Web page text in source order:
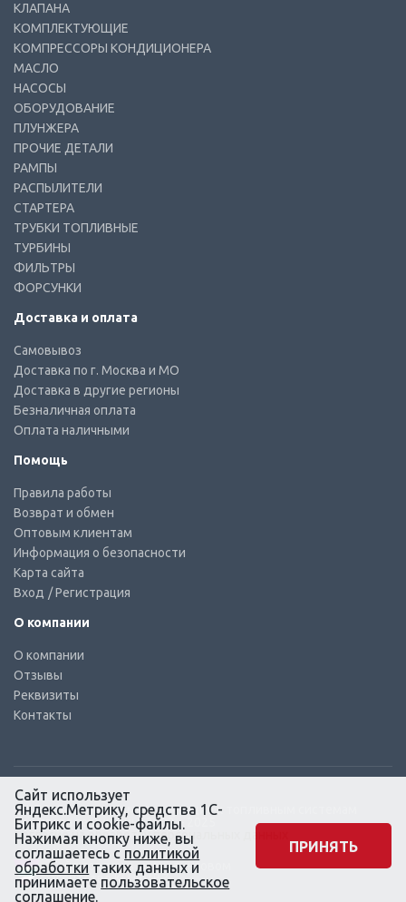
КЛАПАНА
КОМПЛЕКТУЮЩИЕ
КОМПРЕССОРЫ КОНДИЦИОНЕРА
МАСЛО
НАСОСЫ
ОБОРУДОВАНИЕ
ПЛУНЖЕРА
ПРОЧИЕ ДЕТАЛИ
РАМПЫ
РАСПЫЛИТЕЛИ
СТАРТЕРА
ТРУБКИ ТОПЛИВНЫЕ
ТУРБИНЫ
ФИЛЬТРЫ
ФОРСУНКИ
Доставка и оплата
Самовывоз
Доставка по г. Москва и МО
Доставка в другие регионы
Безналичная оплата
Оплата наличными
Помощь
Правила работы
Возврат и обмен
Оптовым клиентам
Информация о безопасности
Карта сайта
Вход / Регистрация
О компании
О компании
Отзывы
Реквизиты
Контакты
© КТС-Дизель – Комплектующие к топливным системам
Все права защищены, 2003 – 2025
Согласие на обработку персональных данных
Сайт создан в маркетинговом
агентстве KLUEV.BZ
Сайт использует
Яндекс.Метрику, средства 1С-
Битрикс и cookie-файлы.
Нажимая кнопку ниже, вы
соглашаетесь с политикой
обработки таких данных и
принимаете пользовательское
соглашение.
ПРИНЯТЬ